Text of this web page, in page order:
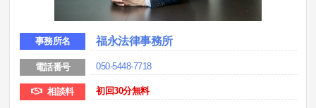
事務所名 福永法律事務所
電話番号 050-5448-7718
相談料 初回30分無料